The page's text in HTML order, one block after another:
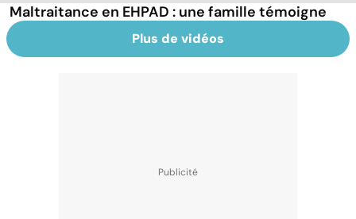
Maltraitance en EHPAD : une famille témoigne
Plus de vidéos